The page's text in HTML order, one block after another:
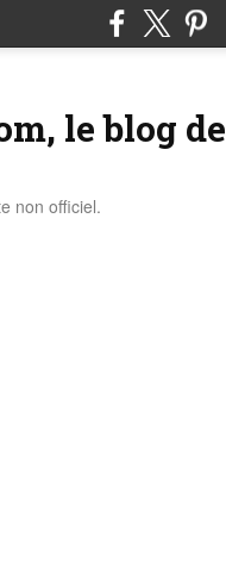
le blog de
non officiel.